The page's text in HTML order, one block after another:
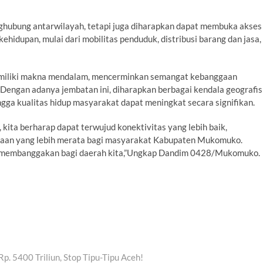
antarwilayah, tetapi juga diharapkan dapat membuka akses
mulai dari mobilitas penduduk, distribusi barang dan jasa,
makna mendalam, mencerminkan semangat kebanggaan
adanya jembatan ini, diharapkan berbagai kendala geografis
kualitas hidup masyarakat dapat meningkat secara signifikan.
kita berharap dapat terwujud konektivitas yang lebih baik,
yang lebih merata bagi masyarakat Kabupaten Mukomuko.
bagi daerah kita,”Ungkap Dandim 0428/Mukomuko.
5400 Triliun, Stop Tipu-Tipu Aceh!